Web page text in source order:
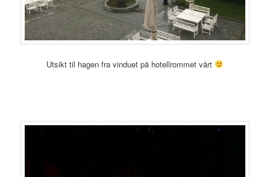
Utsikt til hagen fra vinduet på hotellrommet vårt